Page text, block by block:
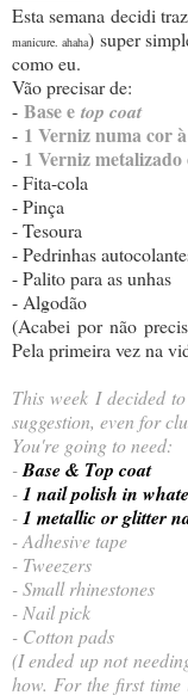
Esta semana decidi
manicure. ahaha) super
como eu.
Vão precisar de:
- Base e top coat
- 1 Verniz numa cor à
- 1 Verniz
- Fita-cola
- Pinça
- Tesoura
- Pedrinhas
- Palito para as unhas
- Algodão
(Acabei por não
Pela primeira vez na
This week I decided
suggestion, even for
You're going to need:
-Base & Top coat
-1 nail polish in
-1 metallic or glitter
- Adhesive tape
- Tweezers
- Small rhinestones
- Nail pick
- Cotton pads
(I ended up not
how. For the first time